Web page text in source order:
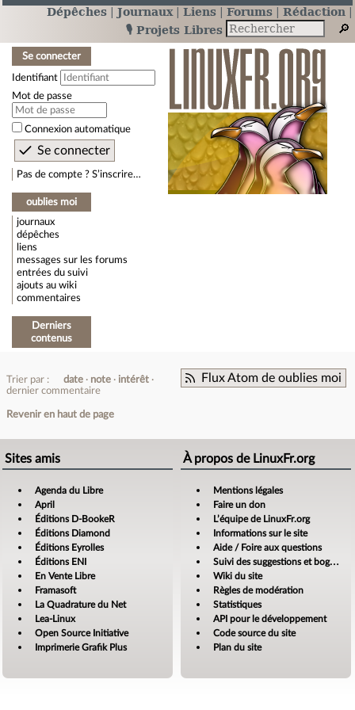
Dépêches Journaux Liens Forums
Rédaction
🎙️ Projets Libres
Se connecter
Identifiant
Mot de passe
Connexion automatique
Pas de compte ? S’inscrire…
oublies moi
journaux
dépêches
liens
messages sur les forums
entrées du suivi
ajouts au wiki
commentaires
Derniers
contenus
Flux Atom de oublies moi
Trier par : date note
intérêt
dernier commentaire
Revenir en haut de page
Sites amis
Agenda du Libre
April
Éditions D-BookeR
Éditions Diamond
Éditions Eyrolles
Éditions ENI
En Vente Libre
Framasoft
La Quadrature du Net
Lea-Linux
Open Source Initiative
Imprimerie Grafik Plus
À propos de LinuxFr.org
Mentions légales
Faire un don
L’équipe de LinuxFr.org
Informations sur le site
Aide / Foire aux questions
Suivi des suggestions et bogues
Wiki du site
Règles de modération
Statistiques
API pour le développement
Code source du site
Plan du site